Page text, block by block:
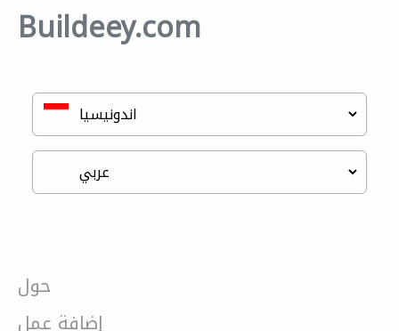
Buildeey.com
حول
إضافة عمل